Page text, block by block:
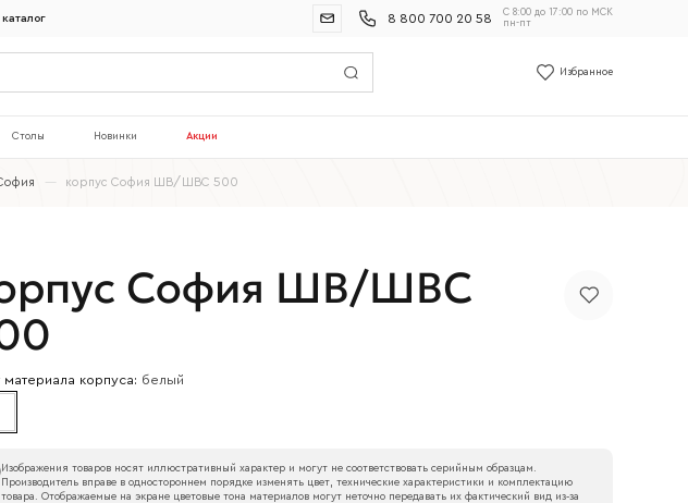
8 800 700 20 58
С 8:00 до 17:00 по МСК
пн-пт
Избранное
Столы Новинки Акции
— корпус София ШВ/ШВС 500
София ШВ/ШВС
материала корпуса: белый
Изображения товаров носят иллюстративный характер и могут не соответствовать серийным образцам.
Производитель вправе в одностороннем порядке изменять цвет, технические характеристики и комплектацию
товара. Отображаемые на экране цветовые тона материалов могут неточно передавать их фактический вид из‑за